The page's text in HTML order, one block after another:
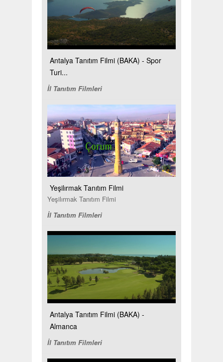
Antalya Tanıtım Filmi (BAKA) - Spor
Turi...
İl Tanıtım Filmleri
Yeşilırmak Tanıtım Filmi
Yeşilırmak Tanıtım Filmi
İl Tanıtım Filmleri
Antalya Tanıtım Filmi (BAKA) -
Almanca
İl Tanıtım Filmleri